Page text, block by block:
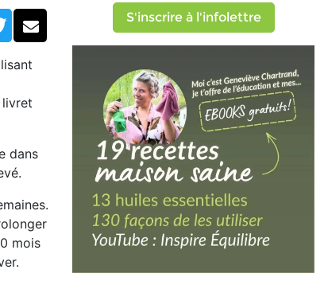
TwitterCourriel
dans
mois
S'inscrire à l'infolettre